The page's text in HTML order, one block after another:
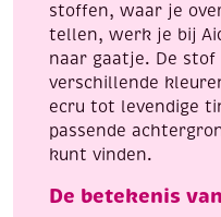
stoffen, waar je
tellen, werk je bij
naar gaatje. De
verschillende
ecru tot levendige
passende
kunt vinden.
De betekenis